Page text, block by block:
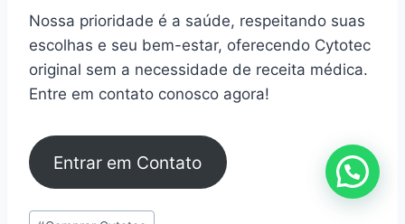
Nossa prioridade é a saúde, respeitando suas
escolhas e seu bem-estar, oferecendo Cytotec
original sem a necessidade de receita médica.
Entre em contato conosco agora!
Entrar em Contato
Tags